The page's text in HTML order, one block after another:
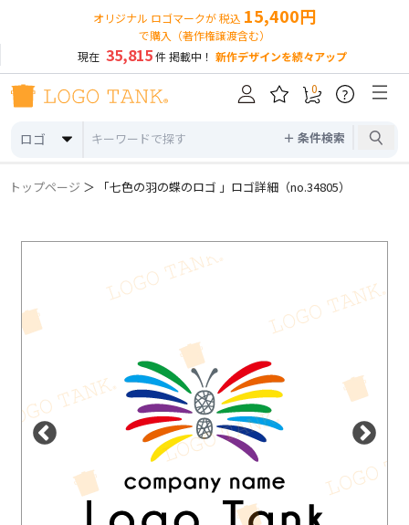
オリジナル ロゴマークが 税込 15,400円
で購入（著作権譲渡含む）
現在 35,815件 掲載中！ 新作デザインを続々アップ
ロゴ ＋ 条件検索
0 ?
トップページ ＞ 「七色の羽の蝶のロゴ 」ロゴ詳細（no.34805）